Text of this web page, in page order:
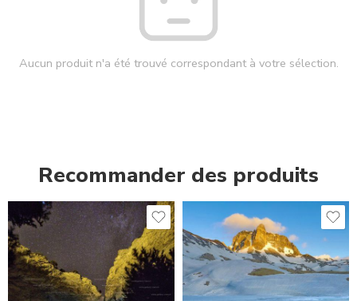
Aucun produit n'a été trouvé correspondant à votre sélection.
Recommander des produits